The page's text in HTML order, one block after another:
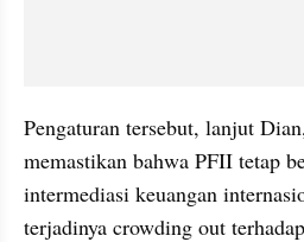
Pengaturan tersebut, lanjut
memastikan bahwa PFII tetap
intermediasi keuangan
terjadinya crowding out